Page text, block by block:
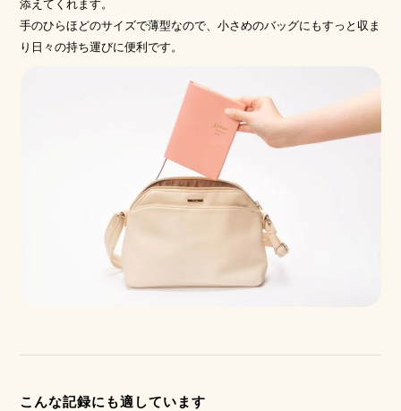
添えてくれます。
手のひらほどのサイズで薄型なので、小さめのバッグにもすっと収ま
り日々の持ち運びに便利です。
こんな記録にも適しています